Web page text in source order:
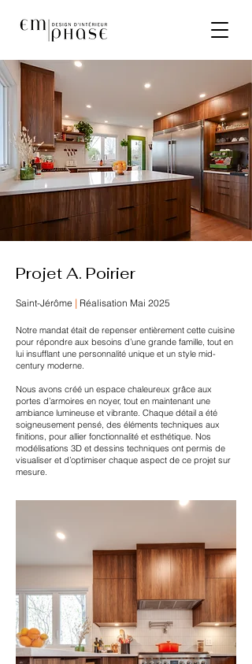
Projet A. Poirier
Saint-Jérôme | Réalisation Mai 2025
Notre mandat était de repenser entièrement cette cuisine
pour répondre aux besoins d’une grande famille, tout en
lui insufflant une personnalité unique et un style mid-
century moderne.
Nous avons créé un espace chaleureux grâce aux
portes d’armoires en noyer, tout en maintenant une
ambiance lumineuse et vibrante. Chaque détail a été
soigneusement pensé, des éléments techniques aux
finitions, pour allier fonctionnalité et esthétique. Nos
modélisations 3D et dessins techniques ont permis de
visualiser et d’optimiser chaque aspect de ce projet sur
mesure.